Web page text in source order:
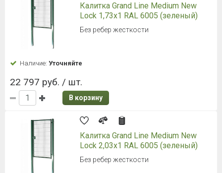
Калитка Grand Line Medium New
Lock 1,73x1 RAL 6005 (зеленый)
Без ребер жесткости
Наличие: Уточняйте
22 797 руб. / шт.
В корзину
Калитка Grand Line Medium New
Lock 2,03x1 RAL 6005 (зеленый)
Без ребер жесткости